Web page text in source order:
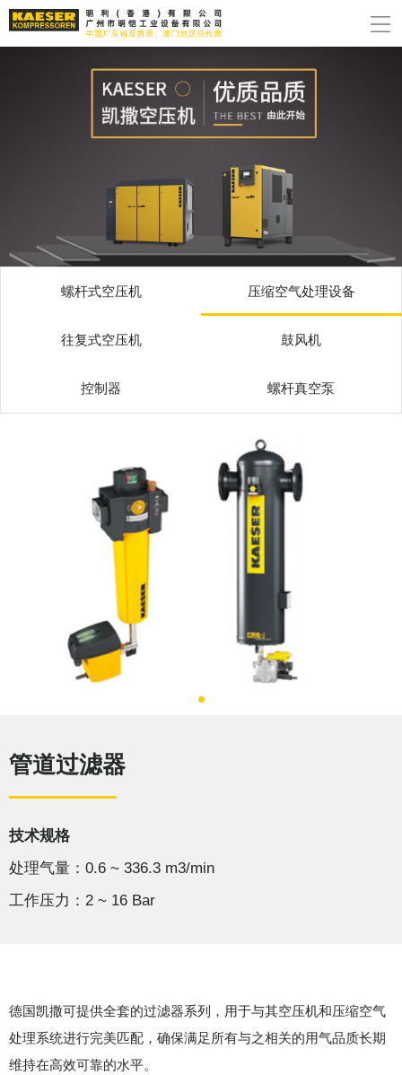
螺杆式空压机 压缩空气处理设备
往复式空压机 鼓风机
控制器 螺杆真空泵
管道过滤器
技术规格
处理气量：0.6 ~ 336.3 m3/min
工作压力：2 ~ 16 Bar
德国凯撒可提供全套的过滤器系列，用于与其空压机和压缩空气
处理系统进行完美匹配，确保满足所有与之相关的用气品质长期
维持在高效可靠的水平。